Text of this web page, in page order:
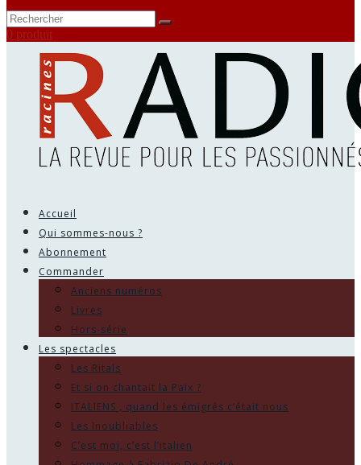
0 produit
Accueil
Qui sommes-nous ?
Abonnement
Commander
Anciens numéros
Livres
Hors-série
Les spectacles
Les Ritals
Et si on chantait la Paix ?
ITALIENS , quand les émigrés c’était nous
Les Inoubliables
C’est moi, c’est l’italien